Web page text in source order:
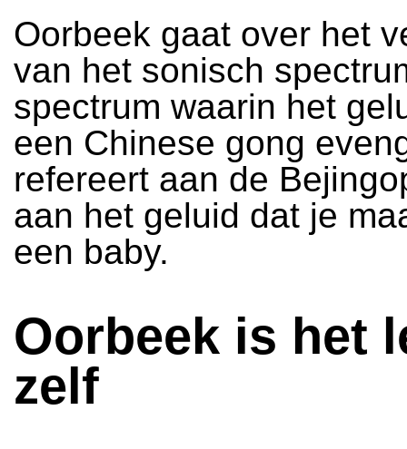
Oorbeek gaat over het
van het sonisch
spectrum waarin het
een Chinese gong
refereert aan de
aan het geluid dat je
een baby.
Oorbeek is het
zelf